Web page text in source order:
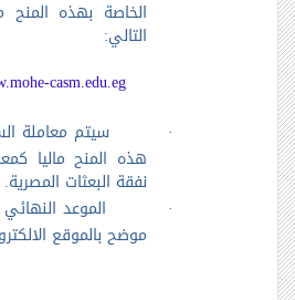
الخاصة بهذه
التالي:
casm.edu.eg
·
سيتم معاملة
هذه المنح ماليا
نفقة البعثات المصرية.
·
الموعد
موضح بالموقع